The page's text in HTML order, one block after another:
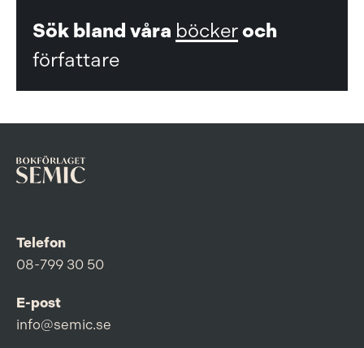
Sök bland våra böckeroch
författare
Telefon
08-799 30 50
E-post
info@semic.se